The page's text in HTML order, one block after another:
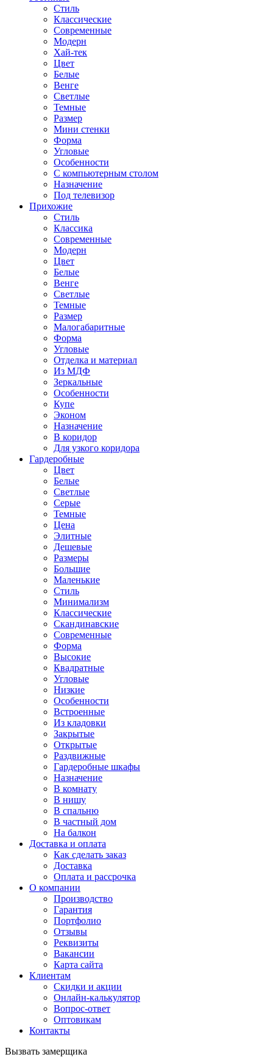
Стиль
Классические
Современные
Модерн
Хай-тек
Цвет
Белые
Венге
Светлые
Темные
Размер
Мини стенки
Форма
Угловые
Особенности
С компьютерным столом
Назначение
Под телевизор
Прихожие
Стиль
Классика
Современные
Модерн
Цвет
Белые
Венге
Светлые
Темные
Размер
Малогабаритные
Форма
Угловые
Отделка и материал
Из МДФ
Зеркальные
Особенности
Купе
Эконом
Назначение
В коридор
Для узкого коридора
Гардеробные
Цвет
Белые
Светлые
Серые
Темные
Цена
Элитные
Дешевые
Размеры
Большие
Маленькие
Стиль
Минимализм
Классические
Скандинавские
Современные
Форма
Высокие
Квадратные
Угловые
Низкие
Особенности
Встроенные
Из кладовки
Закрытые
Открытые
Раздвижные
Гардеробные шкафы
Назначение
В комнату
В нишу
В спальню
В частный дом
На балкон
Доставка и оплата
Как сделать заказ
Доставка
Оплата и рассрочка
О компании
Производство
Гарантия
Портфолио
Отзывы
Реквизиты
Вакансии
Карта сайта
Клиентам
Скидки и акции
Онлайн-калькулятор
Вопрос-ответ
Оптовикам
Контакты
Вызвать замерщика